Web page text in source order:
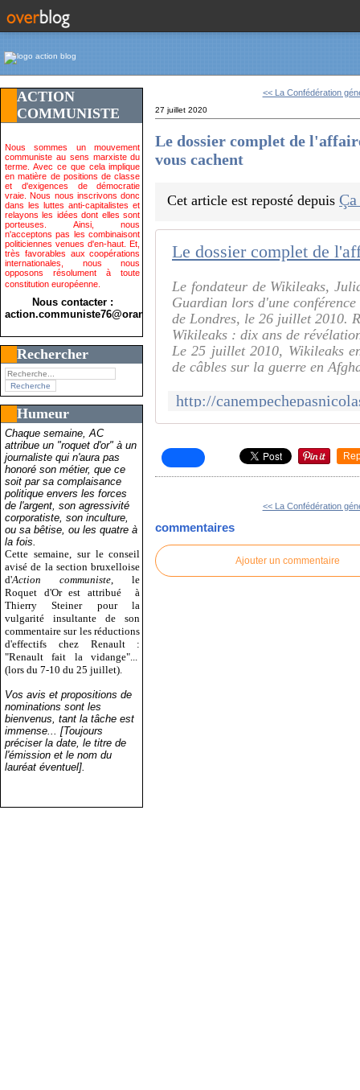
ACTION
COMMUNISTE
Nous sommes un mouvement
communiste au sens marxiste du
terme. Avec ce que cela implique
en matière de positions de classe
et d'exigences de démocratie
vraie. Nous nous inscrivons donc
dans les luttes anti-capitalistes et
relayons les idées dont elles sont
porteuses. Ainsi, nous
n'acceptons pas les combinaisont
politiciennes venues d'en-haut. Et,
très favorables aux coopérations
internationales, nous nous
opposons résolument à toute
constitution européenne.
Nous contacter :
action.communiste76@orange.fr>
Rechercher
Humeur
Chaque semaine, AC
attribue un "roquet d'or" à un
journaliste qui n'aura pas
honoré son métier, que ce
soit par sa complaisance
politique envers les forces
de l'argent, son agressivité
corporatiste, son inculture,
ou sa bêtise, ou les quatre à
la fois.
Cette semaine, sur le conseil
avisé de la section bruxelloise
d'Action communiste , le
Roquet d'Or est attribué
à
Thierry Steiner pour la
vulgarité insultante de son
commentaire sur les réductions
d'effectifs chez Renault :
"Renault fait la vidange"...
(lors du 7-10 du 25 juillet).
Vos avis et propositions de
nominations sont les
bienvenus, tant la tâche est
immense... [Toujours
préciser la date, le titre de
l'émission et le nom du
lauréat éventuel].
<< La Confédération
27 juillet 2020
Le dossier complet de
vous cachent
Cet article est reposté depuis
Le fondateur de Wikileaks,
Guardian lors d'une
de Londres, le 26 juillet 2010.
Wikileaks : dix ans de
Le 25 juillet 2010, Wikileaks
de câbles sur la guerre en
<< La Confédération
commentaires
Ajouter un commentaire